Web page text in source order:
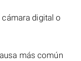
digital o
más común